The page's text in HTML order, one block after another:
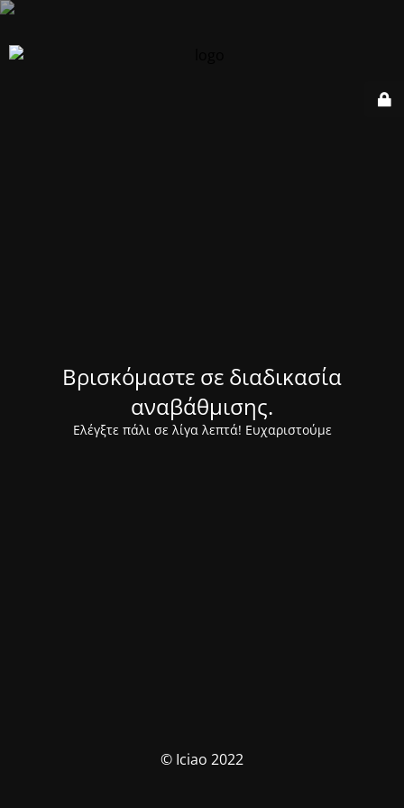
Βρισκόμαστε σε διαδικασία
αναβάθμισης.
Ελέγξτε πάλι σε λίγα λεπτά! Ευχαριστούμε
© Iciao 2022